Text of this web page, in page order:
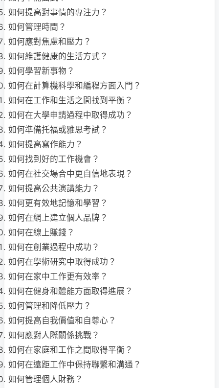
如何提高對事情的專注力？
如何管理時間？
如何應對焦慮和壓力？
如何維護健康的生活方式？
如何學習新事物？
如何在計算機科學和編程方面入門？
如何在工作和生活之間找到平衡？
如何在大學申請過程中取得成功？
如何準備托福或雅思考試？
如何提高寫作能力？
如何找到好的工作機會？
如何在社交場合中更自信地表現？
如何提高公共演講能力？
如何更有效地記憶和學習？
如何在網上建立個人品牌？
如何在線上賺錢？
如何在創業過程中成功？
如何在學術研究中取得成功？
如何在家中工作更有效率？
如何在健身和體能方面取得進展？
如何管理和降低壓力？
如何提高自我價值和自尊心？
如何應對人際關係挑戰？
如何在家庭和工作之間取得平衡？
如何在遠距工作中保持聯繫和溝通？
如何管理個人財務？